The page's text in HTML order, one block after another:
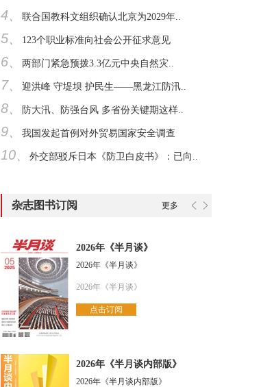
4、 联合国教科文组织确认北京为2029年..
5、 123个职业标准向社会公开征求意见
6、 两部门紧急预拨3.3亿元中央自然灾..
7、 迎洪峰 守堤坝 护民生——黑龙江防汛..
8、 防大汛、防强台风 多省份关键期这样..
9、 我国发起首例对外贸易国家安全调查
10、 外交部驳斥日本《防卫白皮书》：已向..
杂志图书订阅 更多
2026年《半月谈》
2026年《半月谈》
2026年《半月谈》
点击订阅
2026年《半月谈内部版》
2026年《半月谈内部版》